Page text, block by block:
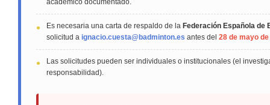
Es necesaria una carta de respaldo de la Federación Española de
solicitud a ignacio.cuesta@badminton.es antes del 28 de mayo
Las solicitudes pueden ser individuales o institucionales (el
responsabilidad).